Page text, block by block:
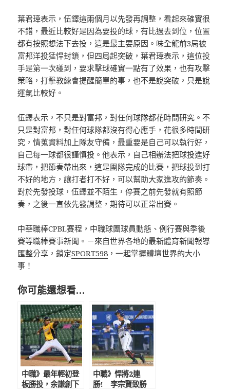
葉君璋表示，伍鐸這兩個月以先發再調整，看起來確實很
不錯，最近比較好是因為要投的球，有比過去到位，位置
都有按照想法下去投，這是最主要原因。味全龍前3局被
富邦洋投猛悍封鎖，但四局起突破，葉君璋表示，這位投
手是第一次碰到，要求擊球確實一點有了效果，也有攻擊
策略，打擊教練會提醒簡單的事，也不是說突破，只是說
運氣比較好。
伍鐸表示，不只是對富邦，對任何球隊都花時間研究。不
只是對富邦，對任何球隊都沒有得心應手，花很多時間研
究，情蒐資料加上隊友守備，最重要是自己可以執行好，
自己每一球都很謹慎投。他表示，自己相辦法把球投進好
球帶，把節奏帶出來，這是團隊完成的比賽，把球投到打
不好的地方，讓打者打不好，可以幫助大家進攻的節奏。
對於先發投球，伍鐸並不陌生，停賽之前先發就有照節
奏，之後一直依先發調整，期待可以正常出賽。
中華職棒CPBL賽程，中職球團球員動態、例行賽與季後
賽等職棒賽事新聞。－來自世界各地的最新體育新聞報導
匯整分享，鎖定SPORT598 ，一起掌握體壇世界的大小
事！
你可能還想看…
中職》最年輕初登
板勝投，余謙創下
中職》悍將2連
勝! 李宗賢致勝